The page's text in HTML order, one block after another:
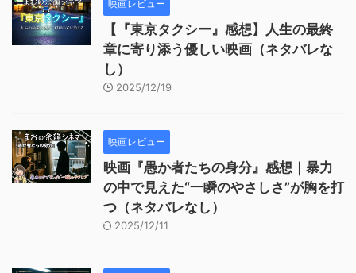
映画レビュー
【『東京タクシー』感想】人生の最終
章に寄り添う優しい映画（ネタバレな
し）
2025/12/19
映画レビュー
映画『愚か者たちの身分』感想｜暴力
の中で見えた“一瞬のやさしさ”が胸を打
つ（ネタバレなし）
2025/12/11